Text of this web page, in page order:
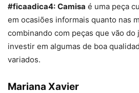
#ficaadica4: Camisa é uma peça
em ocasiões informais quanto nas
combinando com peças que vão do
investir em algumas de boa
variados.
Mariana Xavier